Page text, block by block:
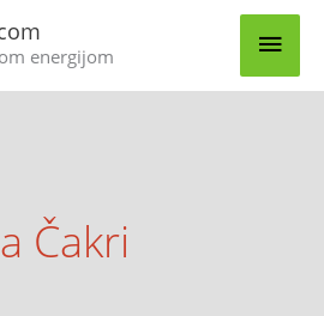
energijom
Čakri